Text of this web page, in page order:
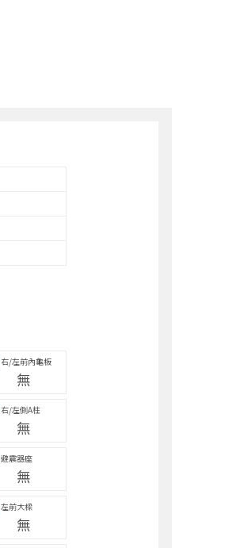
左前大樑
無
避震器座
無
右/左側A柱
無
右/左前內龜板
無